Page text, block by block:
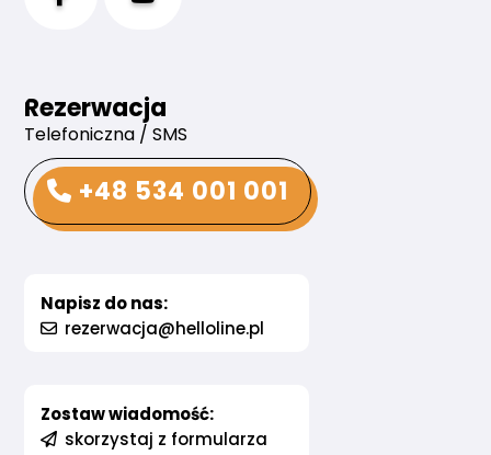
Rezerwacja
Telefoniczna / SMS
+48 534 001 001
Napisz do nas:
rezerwacja@helloline.pl
Zostaw wiadomość:
skorzystaj z formularza